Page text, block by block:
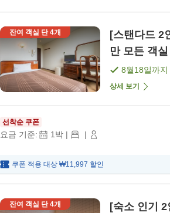
잔여 객실 단4개
[스탠다드 2인
만 모든
8월18일까
상세 보기
선착순 쿠폰
요금 기준: 1박 | |
쿠폰 적용 대상 ₩11,997 할인
잔여 객실 단4개
[숙소 인기 2인용]